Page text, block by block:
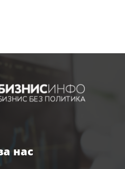
нас